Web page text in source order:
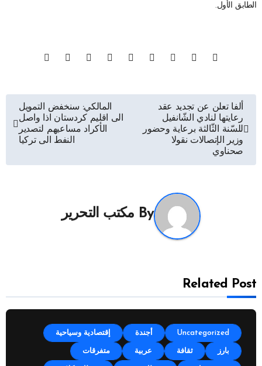
الطابق الأول.
تصفّح
المقالات
ألفا تعلن عن تجديد عقد
رعايتها لنادي الشّانفيل
للسّنة الثّالثة برعاية وحضور
وزير الإتصالات نقولا
صحناوي
المالكي: سنخفض التمويل
الى اقليم كردستان اذا واصل
الأكراد مساعيهم لتصدير
النفط الى تركيا
By مكتب التحرير
Related Post
Uncategorized أجندة إقتصادية وسياحية
بارز ثقافة عربية متفرقات